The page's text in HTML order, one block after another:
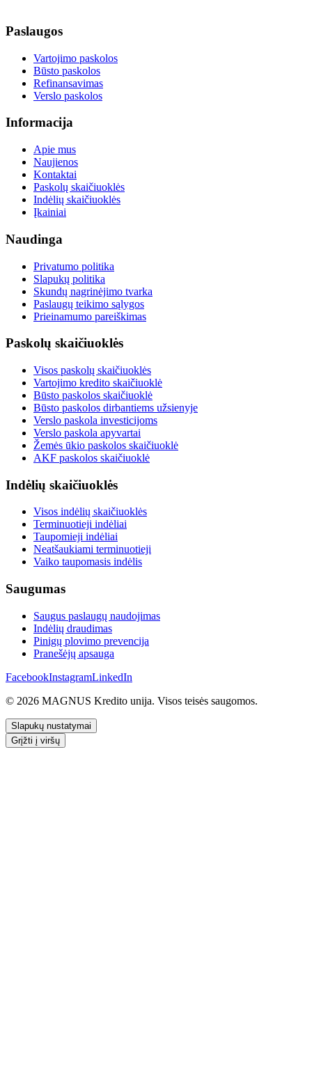
Paslaugos
Vartojimo paskolos
Būsto paskolos
Refinansavimas
Verslo paskolos
Informacija
Apie mus
Naujienos
Kontaktai
Paskolų skaičiuoklės
Indėlių skaičiuoklės
Įkainiai
Naudinga
Privatumo politika
Slapukų politika
Skundų nagrinėjimo tvarka
Paslaugų teikimo sąlygos
Prieinamumo pareiškimas
Paskolų skaičiuoklės
Visos paskolų skaičiuoklės
Vartojimo kredito skaičiuoklė
Būsto paskolos skaičiuoklė
Būsto paskolos dirbantiems užsienyje
Verslo paskola investicijoms
Verslo paskola apyvartai
Žemės ūkio paskolos skaičiuoklė
AKF paskolos skaičiuoklė
Indėlių skaičiuoklės
Visos indėlių skaičiuoklės
Terminuotieji indėliai
Taupomieji indėliai
Neatšaukiami terminuotieji
Vaiko taupomasis indėlis
Saugumas
Saugus paslaugų naudojimas
Indėlių draudimas
Pinigų plovimo prevencija
Pranešėjų apsauga
FacebookInstagramLinkedIn
© 2026 MAGNUS Kredito unija. Visos teisės saugomos.
Slapukų nustatymai
Grįžti į viršų